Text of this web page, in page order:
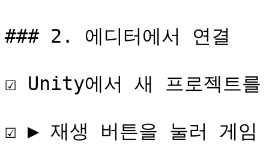
### 2. 에디터에서 연결
☑️ Unity에서 새 프로젝트를
☑️ ▶️ 재생 버튼을 눌러 게임